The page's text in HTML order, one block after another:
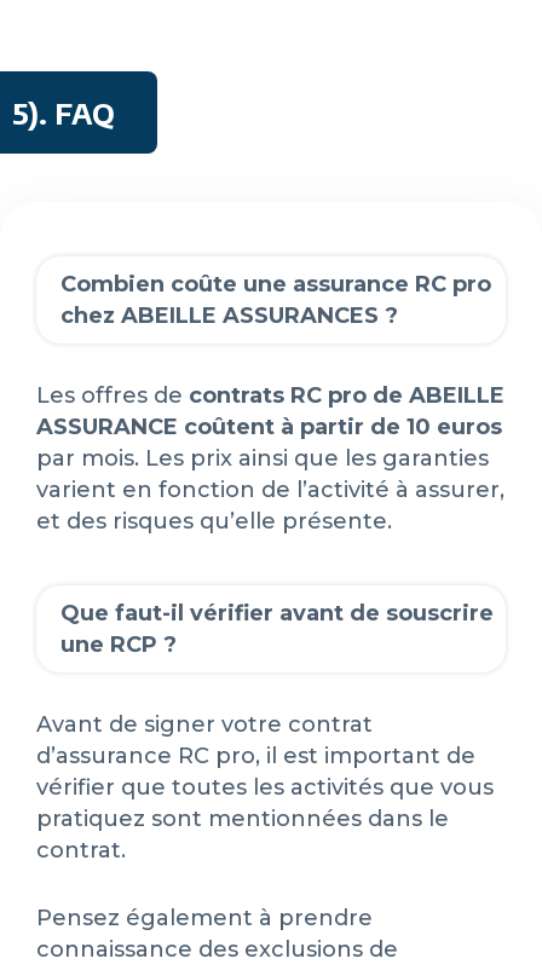
5). FAQ
Combien coûte une assurance RC pro
chez ABEILLE ASSURANCES ?
Les offres de contrats RC pro de ABEILLE
ASSURANCE coûtent à partir de 10 euros
par mois. Les prix ainsi que les garanties
varient en fonction de l’activité à assurer,
et des risques qu’elle présente.
Que faut-il vérifier avant de souscrire
une RCP ?
Avant de signer votre contrat
d’assurance RC pro, il est important de
vérifier que toutes les activités que vous
pratiquez sont mentionnées dans le
contrat.
Pensez également à prendre
connaissance des exclusions de